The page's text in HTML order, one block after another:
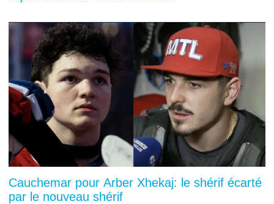
Cauchemar pour Arber Xhekaj: le shérif écarté
par le nouveau shérif